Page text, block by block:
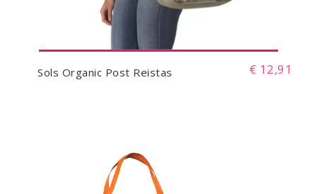
Sols Organic Post Reistas € 12,91